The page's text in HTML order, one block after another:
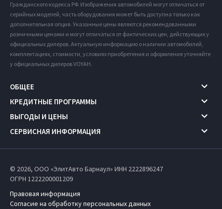
Гражданского кодекса РФ. Изображения автомобилей могут отличаться от
серийных моделей, часть оборудования может быть доступна только как
дополнительная опция. Указанные цены являются рекомендованными
розничными ценами и могут отличаться от фактических цен, действующих у
официальных дилеров. Актуальную информацию о наличии автомобилей,
комплектациях, стоимости, условиях приобретения и оформления уточняйте
у официальных дилеров VOYAH.
ОБЩЕЕ
КРЕДИТНЫЕ ПРОГРАММЫ
ВЫГОДЫ И ЦЕНЫ
СЕРВИСНАЯ ИНФОРМАЦИЯ
© 2026, ООО «ЭлитАвто Барнаул» ИНН 2222896247
ОГРН 1222200001209
Правовая информация
Согласие на обработку персональных данных